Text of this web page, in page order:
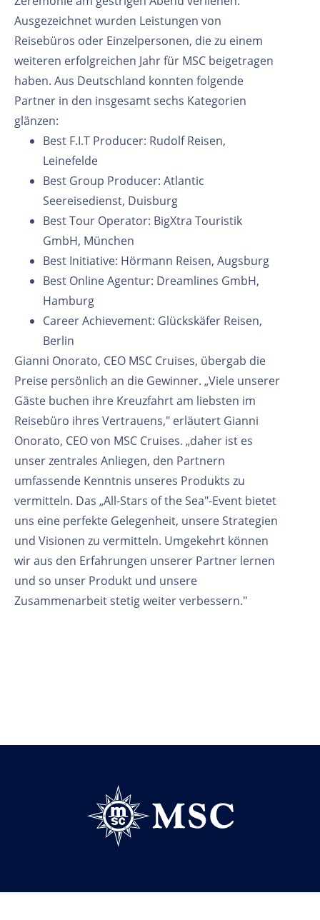
Ausgezeichnet wurden Leistungen von
Reisebüros oder Einzelpersonen, die zu einem
weiteren erfolgreichen Jahr für MSC beigetragen
haben. Aus Deutschland konnten folgende
Partner in den insgesamt sechs Kategorien
glänzen:
Best F.I.T Producer: Rudolf Reisen,
Leinefelde
Best Group Producer: Atlantic
Seereisedienst, Duisburg
Best Tour Operator: BigXtra Touristik
GmbH, München
Best Initiative: Hörmann Reisen, Augsburg
Best Online Agentur: Dreamlines GmbH,
Hamburg
Career Achievement: Glückskäfer Reisen,
Berlin
Gianni Onorato, CEO MSC Cruises, übergab die
Preise persönlich an die Gewinner. „Viele unserer
Gäste buchen ihre Kreuzfahrt am liebsten im
Reisebüro ihres Vertrauens," erläutert Gianni
Onorato, CEO von MSC Cruises. „daher ist es
unser zentrales Anliegen, den Partnern
umfassende Kenntnis unseres Produkts zu
vermitteln. Das „All-Stars of the Sea"-Event bietet
uns eine perfekte Gelegenheit, unsere Strategien
und Visionen zu vermitteln. Umgekehrt können
wir aus den Erfahrungen unserer Partner lernen
und so unser Produkt und unsere
Zusammenarbeit stetig weiter verbessern."
Follow us